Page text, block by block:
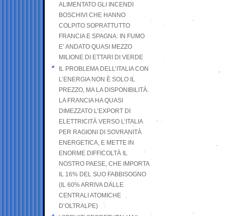
ALIMENTATO GLI INCENDI
BOSCHIVI CHE HANNO
COLPITO SOPRATTUTTO
FRANCIA E SPAGNA: IN FUMO
E’ ANDATO QUASI MEZZO
MILIONE DI ETTARI DI VERDE
IL PROBLEMA DELL’ITALIA CON
L’ENERGIA NON È SOLO IL
PREZZO, MA LA DISPONIBILITÀ.
LA FRANCIA HA QUASI
DIMEZZATO L’EXPORT DI
ELETTRICITÀ VERSO L’ITALIA
PER RAGIONI DI SOVRANITÀ
ENERGETICA, E METTE IN
ENORME DIFFICOLTÀ IL
NOSTRO PAESE, CHE IMPORTA
IL 16% DEL SUO FABBISOGNO
(IL 60% ARRIVA DALLE
CENTRALI ATOMICHE
D’OLTRALPE)